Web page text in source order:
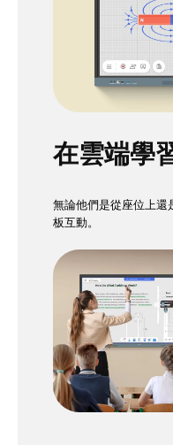
在雲端學
無論他們是從座位上還
板互動。